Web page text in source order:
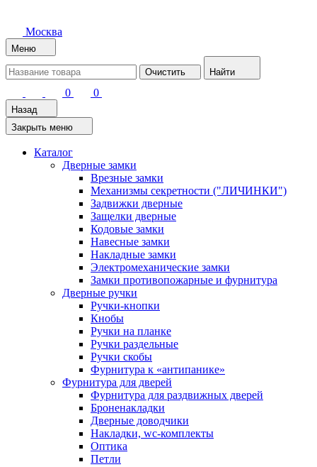
Москва
Меню
Очистить Найти
0 0
Назад
Закрыть меню
Каталог
Дверные замки
Врезные замки
Механизмы секретности ("ЛИЧИНКИ")
Задвижки дверные
Защелки дверные
Кодовые замки
Навесные замки
Накладные замки
Электромеханические замки
Замки противопожарные и фурнитура
Дверные ручки
Ручки-кнопки
Кнобы
Ручки на планке
Ручки раздельные
Ручки скобы
Фурнитура к «антипанике»
Фурнитура для дверей
Фурнитура для раздвижных дверей
Броненакладки
Дверные доводчики
Накладки, wc-комплекты
Оптика
Петли